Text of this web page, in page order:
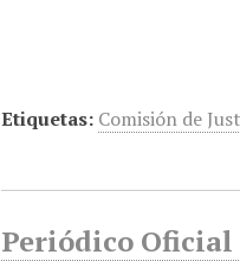
Etiquetas: Comisión de
Periódico Oficial